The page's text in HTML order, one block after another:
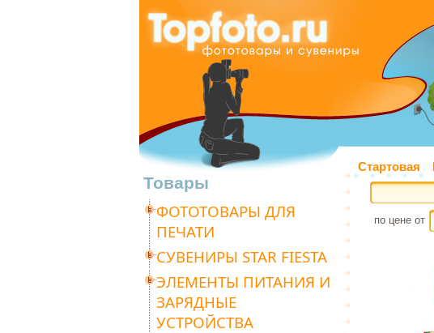
Стартовая
Товары
ФОТОТОВАРЫ ДЛЯ
ПЕЧАТИ
СУВЕНИРЫ STAR FIESTA
ЭЛЕМЕНТЫ ПИТАНИЯ И
ЗАРЯДНЫЕ
УСТРОЙСТВА
по цене от